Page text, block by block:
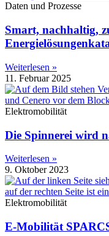
Daten und Prozesse
Smart, nachhaltig,
Weiterlesen »
11. Februar 2025
Elektromobilität
Die Spinnerei wird
Weiterlesen »
9. Oktober 2023
Elektromobilität
E-Mobilität